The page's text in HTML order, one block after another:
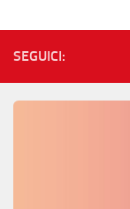
SEGUICI: